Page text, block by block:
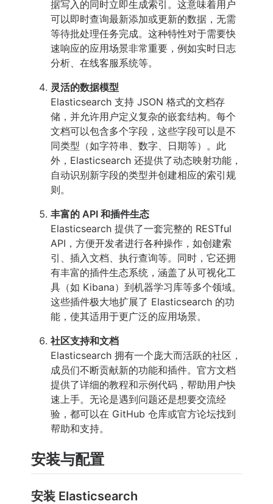
据写入的同时立即生成索引。这意味着用户
可以即时查询最新添加或更新的数据，无需
等待批处理任务完成。这种特性对于需要快
速响应的应用场景非常重要，例如实时日志
分析、在线客服系统等。
灵活的数据模型
Elasticsearch 支持 JSON 格式的文档存
储，并允许用户定义复杂的嵌套结构。每个
文档可以包含多个字段，这些字段可以是不
同类型（如字符串、数字、日期等）。此
外，Elasticsearch 还提供了动态映射功能，
自动识别新字段的类型并创建相应的索引规
则。
丰富的 API 和插件生态
Elasticsearch 提供了一套完整的 RESTful
API，方便开发者进行各种操作，如创建索
引、插入文档、执行查询等。同时，它还拥
有丰富的插件生态系统，涵盖了从可视化工
具（如 Kibana）到机器学习库等多个领域。
这些插件极大地扩展了 Elasticsearch 的功
能，使其适用于更广泛的应用场景。
社区支持和文档
Elasticsearch 拥有一个庞大而活跃的社区，
成员们不断贡献新的功能和插件。官方文档
提供了详细的教程和示例代码，帮助用户快
速上手。无论是遇到问题还是想要交流经
验，都可以在 GitHub 仓库或官方论坛找到
帮助和支持。
安装与配置
安装 Elasticsearch